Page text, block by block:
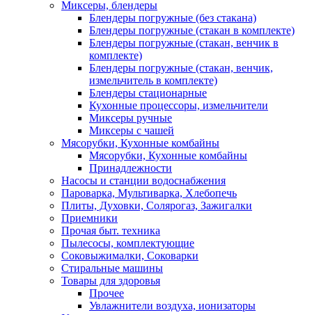
Миксеры, блендеры
Блендеры погружные (без стакана)
Блендеры погружные (стакан в комплекте)
Блендеры погружные (стакан, венчик в
комплекте)
Блендеры погружные (стакан, венчик,
измельчитель в комплекте)
Блендеры стационарные
Кухонные процессоры, измельчители
Миксеры ручные
Миксеры с чашей
Мясорубки, Кухонные комбайны
Мясорубки, Кухонные комбайны
Принадлежности
Насосы и станции водоснабжения
Пароварка, Мультиварка, Хлебопечь
Плиты, Духовки, Солярогаз, Зажигалки
Приемники
Прочая быт. техника
Пылесосы, комплектующие
Соковыжималки, Соковарки
Стиральные машины
Товары для здоровья
Прочее
Увлажнители воздуха, ионизаторы